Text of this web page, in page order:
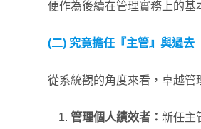
便作為後續在管理實務上的基
(二) 究竟擔任『主管』與過去
從系統觀的角度來看，卓越管
管理個人績效者： 新任主